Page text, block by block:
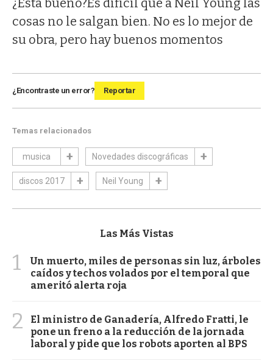
¿Está bueno?Es difícil que a Neil Young las
cosas no le salgan bien. No es lo mejor de
su obra, pero hay buenos momentos
¿Encontraste un error? Reportar
Temas relacionados
musica Novedades discográficas
discos 2017 Neil Young
Las Más Vistas
1
Un muerto, miles de personas sin luz, árboles
caídos y techos volados por el temporal que
ameritó alerta roja
2
El ministro de Ganadería, Alfredo Fratti, le
pone un freno a la reducción de la jornada
laboral y pide que los robots aporten al BPS